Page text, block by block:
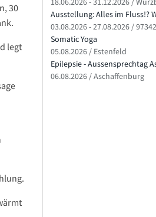
30
legt
Ausstellung: Alles im Fluss!?
03.08.2026 - 27.08.2026 /
Somatic Yoga
05.08.2026 / Estenfeld
Epilepsie - Aussensprechtag
06.08.2026 / Aschaffenburg